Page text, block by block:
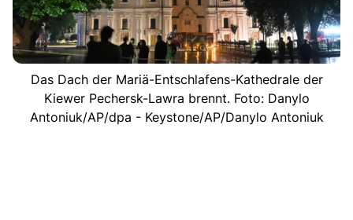
Das Dach der Mariä-Entschlafens-Kathedrale der
Kiewer Pechersk-Lawra brennt. Foto: Danylo
Antoniuk/AP/dpa - Keystone/AP/Danylo Antoniuk